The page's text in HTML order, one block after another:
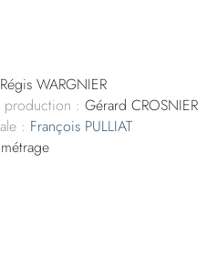
Régis WARGNIER
: Gérard CROSNIER
: François PULLIAT